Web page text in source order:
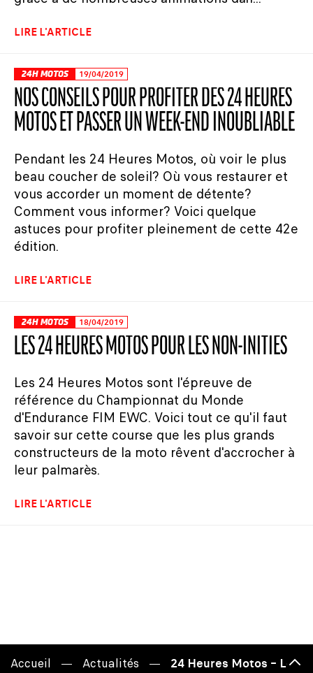
LIRE L'ARTICLE
24H MOTOS 19/04/2019
NOS CONSEILS POUR PROFITER DES 24 HEURES
MOTOS ET PASSER UN WEEK-END INOUBLIABLE
Pendant les 24 Heures Motos, où voir le plus
beau coucher de soleil? Où vous restaurer et
vous accorder un moment de détente?
Comment vous informer? Voici quelque
astuces pour profiter pleinement de cette 42e
édition.
LIRE L'ARTICLE
24H MOTOS 18/04/2019
LES 24 HEURES MOTOS POUR LES NON-INITIÉS
Les 24 Heures Motos sont l'épreuve de
référence du Championnat du Monde
d'Endurance FIM EWC. Voici tout ce qu'il faut
savoir sur cette course que les plus grands
constructeurs de la moto rêvent d'accrocher à
leur palmarès.
LIRE L'ARTICLE
Accueil Actualités 24 Heures Motos – LeHaut